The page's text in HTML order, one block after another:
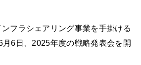
フラシェアリング事業を手掛ける
6日、2025年度の戦略発表会を開